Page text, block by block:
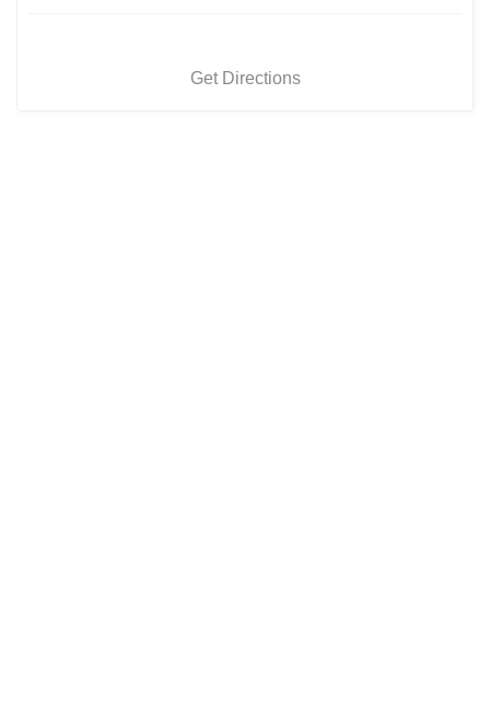
Get Directions